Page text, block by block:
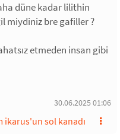
düne kadar lilithin
miydiniz bre gafiller ?
etmeden insan gibi
30.06.2025 01:06
ikarus'un sol kanadı